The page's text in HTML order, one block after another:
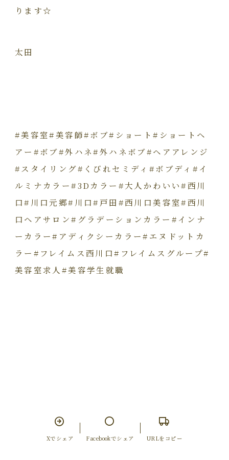
ります☆
太田
#美容室#美容師#ボブ#ショート#ショートヘ
アー#ボブ#外ハネ#外ハネボブ#ヘアアレンジ
#スタイリング# くびれセミディ#ボブディ#イ
ルミナカラー#3Dカラー#大人かわいい#西川
口#川口元郷#川口#戸田#西川口美容室#西川
口ヘアサロン#グラデーションカラー#インナ
ーカラー# アディクシーカラー#エヌドットカ
ラー#フレイムス西川口# フレイムスグループ#
美容室求人#美容学生就職
Xでシェア Facebookでシェア URLをコピー